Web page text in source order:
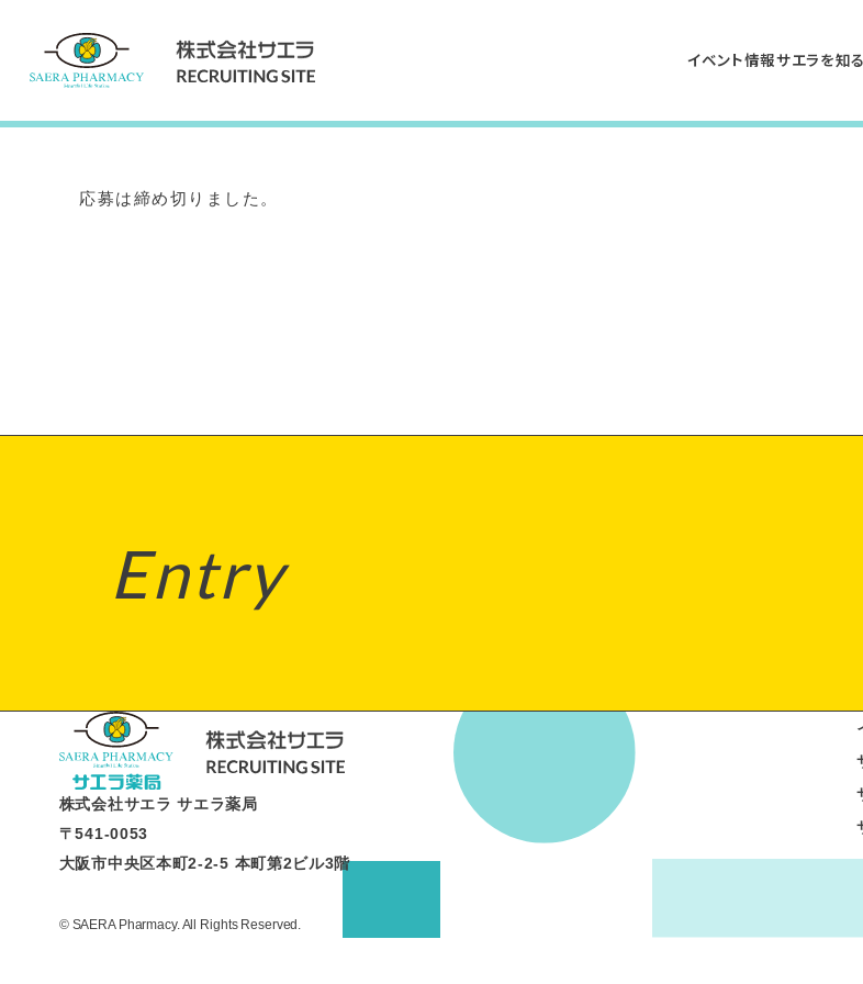
イベント情報サエラを知
Internship
応募は締め切りました。
Entry
株式会社サエラ サエラ薬局
〒541-0053
大阪市中央区本町2-2-5 本町第2ビル3階
© SAERA Pharmacy. All Rights Reserved.